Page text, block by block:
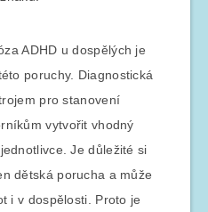
ADHD u dospělých je
poruchy. Diagnostická
pro stanovení
vytvořit vhodný
Je důležité si
dětská porucha a může
i v dospělosti. Proto je